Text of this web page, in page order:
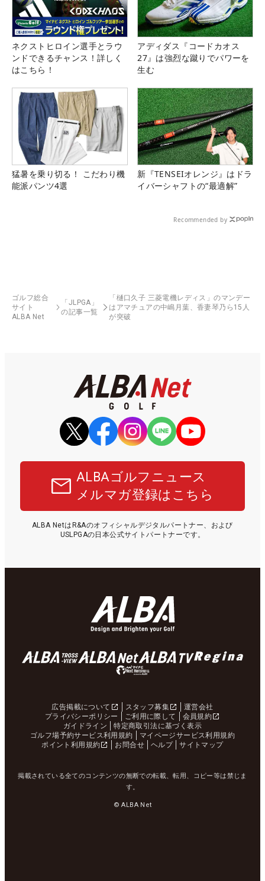
ネクストヒロイン選手とラウ
ンドできるチャンス！詳しく
はこちら！
アディダス『コードカオス
27』は強烈な蹴りでパワーを
生む
猛暑を乗り切る！ こだわり機
能派パンツ4選
新『TENSEIオレンジ』はドラ
イバーシャフトの“最適解”
Recommended by
ゴルフ総合
サイト
ALBA Net
「JLPGA」
の記事一覧
「樋口久子 三菱電機レディス」のマンデー
はアマチュアの中嶋月葉、香妻琴乃ら15人
が突破
ALBAゴルフニュース
メルマガ登録はこちら
ALBA NetはR&Aのオフィシャルデジタルパートナー、および
USLPGAの日本公式サイトパートナーです。
広告掲載について スタッフ募集
運営会社
プライバシーポリシー
ご利用に際して
会員規約
ガイドライン
特定商取引法に基づく表示
ゴルフ場予約サービス利用規約
マイページサービス利用規約
ポイント利用規約
お問合せ ヘルプ サイトマップ
掲載されている全てのコンテンツの無断での転載、転用、コピー等は禁じま
す。
© ALBA Net